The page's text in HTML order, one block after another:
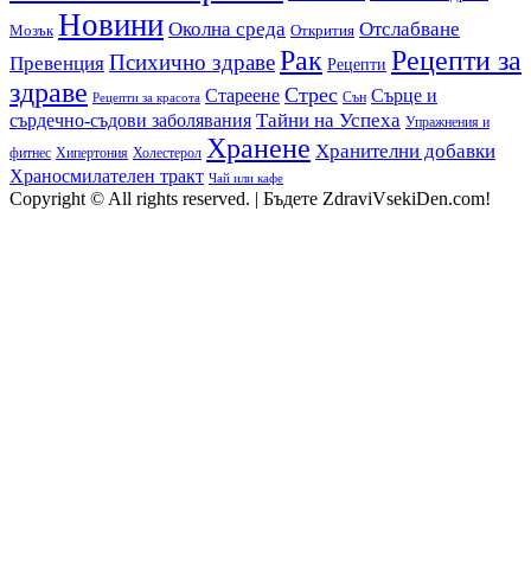
Мозък Новини Околна среда Открития Отслабване
Превенция Психично здравеРак Рецепти Рецепти за
здраве Рецепти за красота Стареене Стрес Сън Сърце и
сърдечно-съдови заболявания Тайни на Успеха Упражнения и
фитнес Хипертония Холестерол Хранене Хранителни добавки
Храносмилателен тракт Чай или кафе
Copyright © All rights reserved. | Бъдете ZdraviVsekiDen.com!